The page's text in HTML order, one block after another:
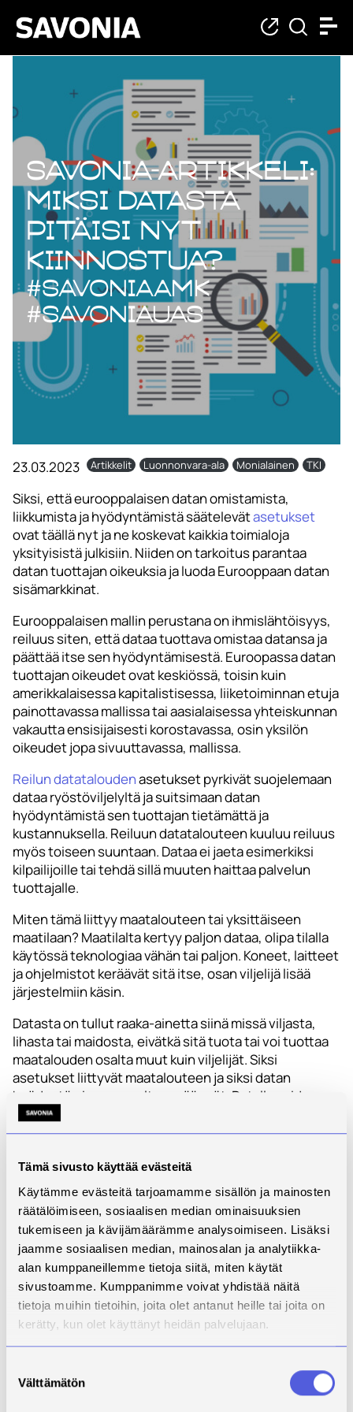
Tämä sivusto käyttää evästeitä
Käytämme evästeitä tarjoamamme sisällön ja mainosten
räätälöimiseen, sosiaalisen median ominaisuuksien
tukemiseen ja kävijämäärämme analysoimiseen. Lisäksi
jaamme sosiaalisen median, mainosalan ja analytiikka-
alan kumppaneillemme tietoja siitä, miten käytät
sivustoamme. Kumppanimme voivat yhdistää näitä
tietoja muihin tietoihin, joita olet antanut heille tai joita on
kerätty, kun olet käyttänyt heidän palvelujaan.
valinta
Välttämätön
Savonia-artikkeli:
Miksi datasta
pitäisi nyt
kiinnostua?
#SavoniaAMK
#SavoniaUAS
23.03.2023 Artikkelit Luonnonvara-ala Monialainen TKI
Siksi, että eurooppalaisen datan omistamista,
liikkumista ja hyödyntämistä säätelevätasetukset
ovat täällä nyt ja ne koskevat kaikkia toimialoja
yksityisistä julkisiin. Niiden on tarkoitus parantaa
datan tuottajan oikeuksia ja luoda Eurooppaan datan
sisämarkkinat.
Eurooppalaisen mallin perustana on ihmislähtöisyys,
reiluus siten, että dataa tuottava omistaa datansa ja
päättää itse sen hyödyntämisestä. Euroopassa datan
tuottajan oikeudet ovat keskiössä, toisin kuin
amerikkalaisessa kapitalistisessa, liiketoiminnan etuja
painottavassa mallissa tai aasialaisessa yhteiskunnan
vakautta ensisijaisesti korostavassa, osin yksilön
oikeudet jopa sivuuttavassa, mallissa.
Reilun datataloudenasetukset pyrkivät suojelemaan
dataa ryöstöviljelyltä ja suitsimaan datan
hyödyntämistä sen tuottajan tietämättä ja
kustannuksella. Reiluun datatalouteen kuuluu reiluus
myös toiseen suuntaan. Dataa ei jaeta esimerkiksi
kilpailijoille tai tehdä sillä muuten haittaa palvelun
tuottajalle.
Miten tämä liittyy maatalouteen tai yksittäiseen
maatilaan? Maatilalta kertyy paljon dataa, olipa tilalla
käytössä teknologiaa vähän tai paljon. Koneet, laitteet
ja ohjelmistot keräävät sitä itse, osan viljelijä lisää
järjestelmiin käsin.
Datasta on tullut raaka-ainetta siinä missä viljasta,
lihasta tai maidosta, eivätkä sitä tuota tai voi tuottaa
maatalouden osalta muut kuin viljelijät. Siksi
asetukset liittyvät maatalouteen ja siksi datan
hyödyntämiseen on oltava säännöt. Datalla voidaan
hoitaa ja hoidetaan maatilan käytännön toimintaa, sillä
voi saada tuotteelle lisäarvoa ja sillä voi vaikuttaa
perustana on datan tuottajan itsemääräämisoikeus,
datasuvereniteetti, kannattaa asiasta kiinnostua nyt,
kun reilun datatalouden sääntökirjaa maatalouteen
ollaan tekemässä. Asioihin voi vaikuttaa parhaiten
etukäteen ja parhaan hyödyn keräävät yleensä
ensimmäisenä asialla olevat.
EU:n data-asetukset ovat kaikkia toimialoja
jakamisessa ja hyödyntämisessä. Asetusten myötä
datan jakamisen on tarkoitus helpottua siten, etteivät